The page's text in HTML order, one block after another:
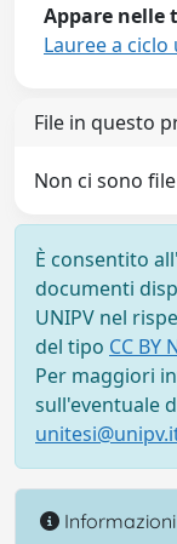
Appare nelle
Lauree a ciclo
File in questo
Non ci sono
È consentito
documenti
UNIPV nel
del tipo CC BY
Per maggiori
sull'eventuale
Informazioni